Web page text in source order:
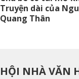
Truyện dài của
Quang Thân
HỘI NHÀ VĂN